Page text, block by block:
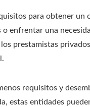
para obtener
enfrentar una
prestamistas
requisitos y
estas entidades